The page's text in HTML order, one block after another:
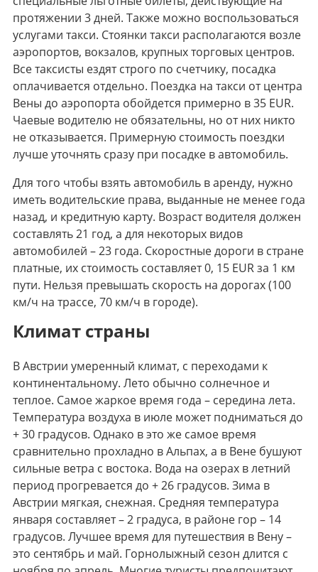
протяжении 3 дней. Также можно воспользоваться
услугами такси. Стоянки такси располагаются возле
аэропортов, вокзалов, крупных торговых центров.
Все таксисты ездят строго по счетчику, посадка
оплачивается отдельно. Поездка на такси от центра
Вены до аэропорта обойдется примерно в 35 EUR.
Чаевые водителю не обязательны, но от них никто
не отказывается. Примерную стоимость поездки
лучше уточнять сразу при посадке в автомобиль.
Для того чтобы взять автомобиль в аренду, нужно
иметь водительские права, выданные не менее года
назад, и кредитную карту. Возраст водителя должен
составлять 21 год, а для некоторых видов
автомобилей – 23 года. Скоростные дороги в стране
платные, их стоимость составляет 0, 15 EUR за 1 км
пути. Нельзя превышать скорость на дорогах (100
км/ч на трассе, 70 км/ч в городе).
Климат страны
В Австрии умеренный климат, с переходами к
континентальному. Лето обычно солнечное и
теплое. Самое жаркое время года – середина лета.
Температура воздуха в июле может подниматься до
+ 30 градусов. Однако в это же самое время
сравнительно прохладно в Альпах, а в Вене бушуют
сильные ветра с востока. Вода на озерах в летний
период прогревается до + 26 градусов. Зима в
Австрии мягкая, снежная. Средняя температура
января составляет – 2 градуса, в районе гор – 14
градусов. Лучшее время для путешествия в Вену –
это сентябрь и май. Горнолыжный сезон длится с